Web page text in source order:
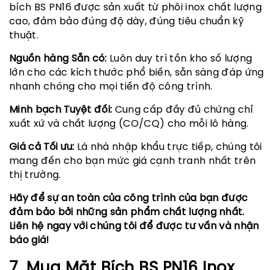
bích BS PN16 được sản xuất từ phôi inox chất lượng
cao, đảm bảo đúng độ dày, đúng tiêu chuẩn kỹ
thuật.
Nguồn hàng Sẵn có: Luôn duy trì tồn kho số lượng
lớn cho các kích thước phổ biến, sẵn sàng đáp ứng
nhanh chóng cho mọi tiến độ công trình.
Minh bạch Tuyệt đối: Cung cấp đầy đủ chứng chỉ
xuất xứ và chất lượng (CO/CQ) cho mỗi lô hàng.
Giá cả Tối ưu: Là nhà nhập khẩu trực tiếp, chúng tôi
mang đến cho bạn mức giá cạnh tranh nhất trên
thị trường.
Hãy để sự an toàn của công trình của bạn được
đảm bảo bởi những sản phẩm chất lượng nhất.
Liên hệ ngay với chúng tôi để được tư vấn và nhận
báo giá!